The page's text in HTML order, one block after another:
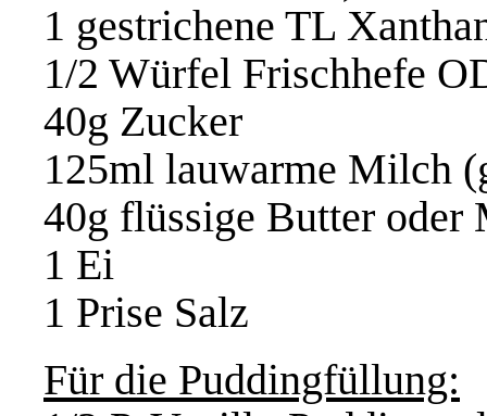
1 gestrichene TL
1/2 Würfel Frischhefe
40g Zucker
125ml lauwarme Milch
40g flüssige Butter oder
1 Ei
1 Prise Salz
Für die Puddingfüllung: